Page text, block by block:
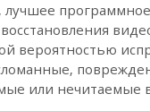
лучшее программное
вероятностью
или нечитаемые